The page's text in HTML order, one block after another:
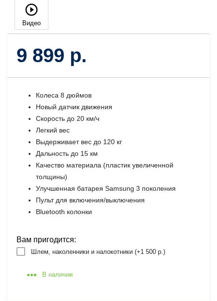
Видео
9 899 р.
Колеса 8 дюймов
Новый датчик движения
Скорость до 20 км/ч
Легкий вес
Выдерживает вес до 120 кг
Дальность до 15 км
Качество материала (пластик увеличенной
толщины)
Улучшенная батарея Samsung 3 поколения
Пульт для включения/выключения
Bluetooth колонки
Вам пригодится:
Шлем, наколенники и налокотники (+1 500 р.)
В наличии